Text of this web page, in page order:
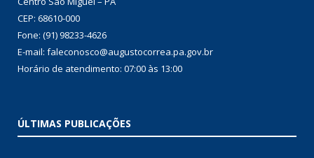
CEP: 68610-000
Fone: (91) 98233-4626
E-mail: faleconosco@augustocorrea.pa.gov.br
Horário de atendimento: 07:00 às 13:00
ÚLTIMAS PUBLICAÇÕES